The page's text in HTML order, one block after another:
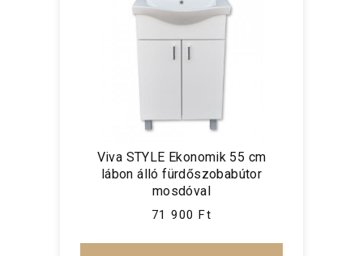
Viva STYLE Ekonomik 55 cm
lábon álló fürdőszobabútor
mosdóval
71 900 Ft